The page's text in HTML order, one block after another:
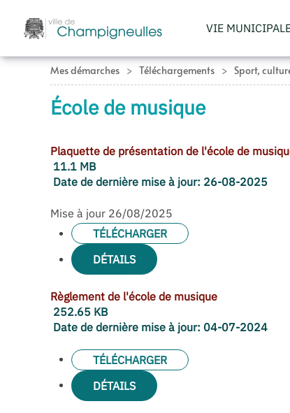
Accéder au contenu principal
VIE
Mes démarches Téléchargements Sport,
École de musique
Plaquette de présentation de l'école de
11.1 MB
Date de dernière mise à jour: 26-08-2025
Mise à jour 26/08/2025
TÉLÉCHARGER
DÉTAILS
Règlement de l'école de musique
252.65 KB
Date de dernière mise à jour: 04-07-2024
TÉLÉCHARGER
DÉTAILS